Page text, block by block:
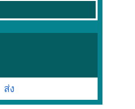
ส่ง